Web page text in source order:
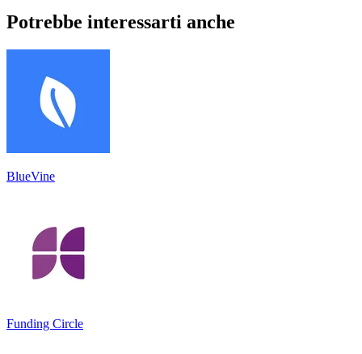
Potrebbe interessarti anche
BlueVine
Funding Circle